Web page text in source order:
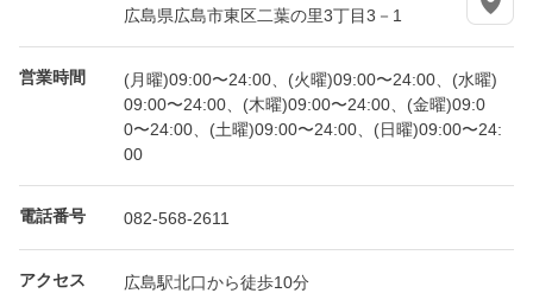
広島県広島市東区二葉の里3丁目3－1
営業時間
(月曜)09:00〜24:00、(火曜)09:00〜24:00、(水曜)
09:00〜24:00、(木曜)09:00〜24:00、(金曜)09:0
0〜24:00、(土曜)09:00〜24:00、(日曜)09:00〜24:
00
電話番号 082-568-2611
アクセス 広島駅北口から徒歩10分